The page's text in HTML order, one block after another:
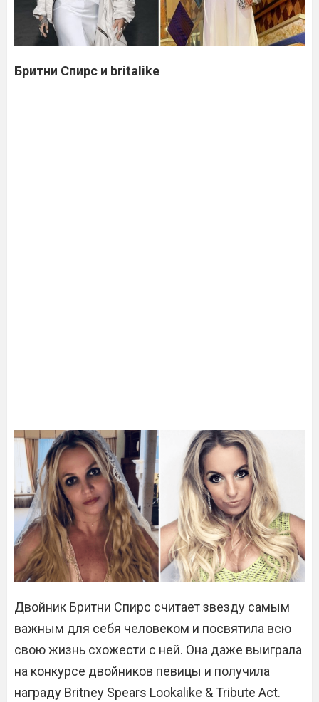
Бритни Спирс и britalike
Двойник Бритни Спирс считает звезду самым
важным для себя человеком и посвятила всю
свою жизнь схожести с ней. Она даже выиграла
на конкурсе двойников певицы и получила
награду Britney Spears Lookalike & Tribute Act.